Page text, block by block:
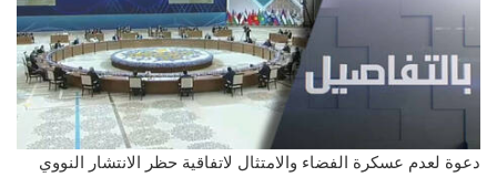
دعوة لعدم عسكرة الفضاء والامتثال لاتفاقية حظر الانتشار النووي